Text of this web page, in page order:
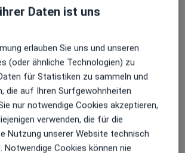
bieten Psychotherapie
für Kinder, Jugendliche und junge
21 Jahre) an: https://www.praxis-
hat sich in wissenschaftlichen
erwiesen, ist durch die
und für die Behandlung
Störungsbildern bei Kindern und
gut geeignet.
Eltern bei jüngeren Kindern ist ein
in der Therapie.
Krankheiten
Daten ist uns
erlauben Sie uns und unseren
(oder ähnliche Technologien) zu
für Statistiken zu sammeln und
die auf Ihren Surfgewohnheiten
nur notwendige Cookies akzeptieren,
verwenden, die für die
Nutzung unserer Website technisch
Notwendige Cookies können nie